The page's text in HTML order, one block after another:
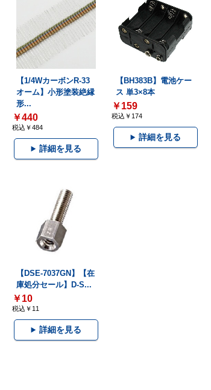
【1/4WカーボンR-33
オーム】小形塗装絶縁
形...
￥440
税込￥484
詳細を見る
【BH383B】電池ケー
ス 単3×8本
￥159
税込￥174
詳細を見る
【DSE-7037GN】【在
庫処分セール】D-S...
￥10
税込￥11
詳細を見る